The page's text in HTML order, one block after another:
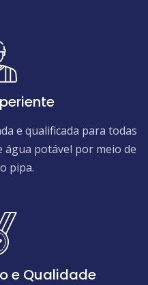
e qualificada para todas
potável por meio de
pipa.
e Qualidade